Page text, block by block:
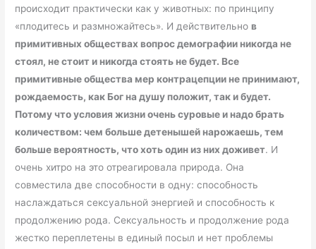
происходит практически как у животных: по принципу
«плодитесь и размножайтесь». И действительно в
примитивных обществах вопрос демографии никогда не
стоял, не стоит и никогда стоять не будет. Все
примитивные общества мер контрацепции не принимают,
рождаемость, как Бог на душу положит, так и будет.
Потому что условия жизни очень суровые и надо брать
количеством: чем больше детенышей нарожаешь, тем
больше вероятность, что хоть один из них доживет. И
очень хитро на это отреагировала природа. Она
совместила две способности в одну: способность
наслаждаться сексуальной энергией и способность к
продолжению рода. Сексуальность и продолжение рода
жестко переплетены в единый посыл и нет проблемы